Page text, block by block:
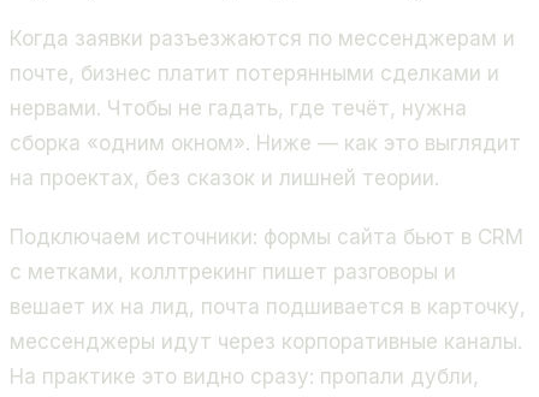
Когда заявки разъезжаются по мессенджерам и
почте, бизнес платит потерянными сделками и
нервами. Чтобы не гадать, где течёт, нужна
сборка «одним окном». Ниже — как это выглядит
на проектах, без сказок и лишней теории.
Подключаем источники: формы сайта бьют в CRM
с метками, коллтрекинг пишет разговоры и
вешает их на лид, почта подшивается в карточку,
мессенджеры идут через корпоративные каналы.
На практике это видно сразу: пропали дубли,